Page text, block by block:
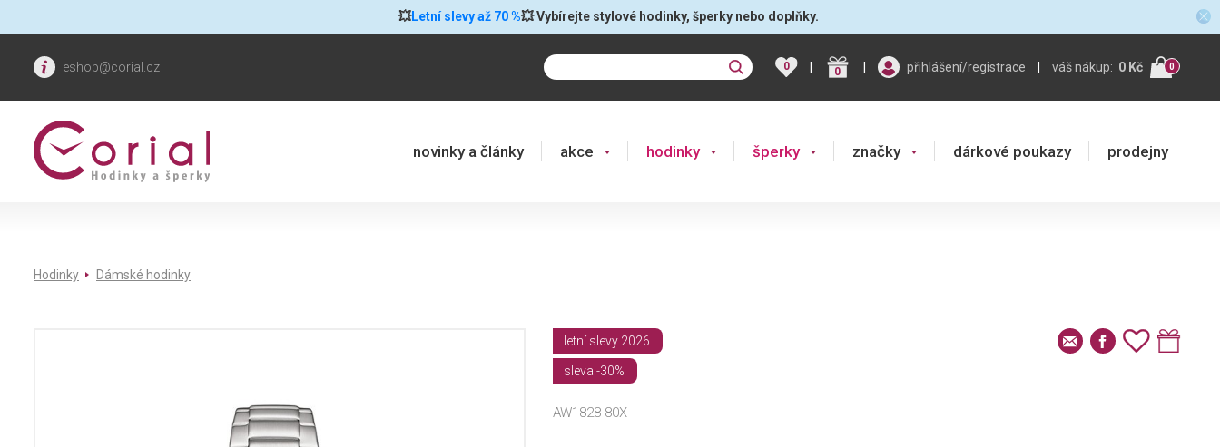
💥Letní slevy až 70 %💥 Vybírejte stylové hodinky, šperky nebo doplňky.
eshop@corial.cz 0 | 0 | přihlášení/registrace | váš nákup: 0 Kč 0
novinky a články akce hodinky šperky značky dárkové poukazy prodejny
Hodinky Dámské hodinky
letní slevy 2026
sleva -30%
AW1828-80X